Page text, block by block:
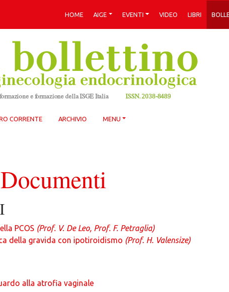
HOME AIGE EVENTI VIDEO LIBRI
CORRENTE ARCHIVIO MENU
Documenti
PCOS (Prof. V. De Leo, Prof. F. Petraglia)
della gravida con ipotiroidismo (Prof. H. Valensize)
alla atrofia vaginale